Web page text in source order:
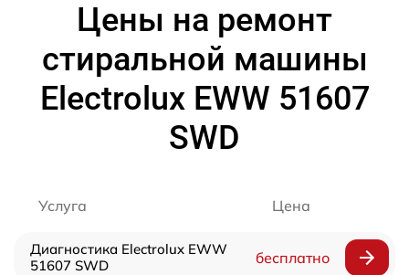
Цены на ремонт
стиральной машины
Electrolux EWW 51607
SWD
Услуга Цена
Диагностика Electrolux EWW
51607 SWD
бесплатно